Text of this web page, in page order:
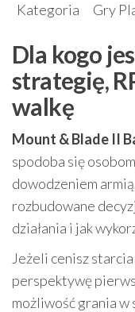
Kategoria
Gry
Dla kogo
strategię,
walkę
Mount & Blade II
spodoba się
dowodzeniem
rozbudowane
działania i jak
Jeżeli cenisz
perspektywę
możliwość grania w